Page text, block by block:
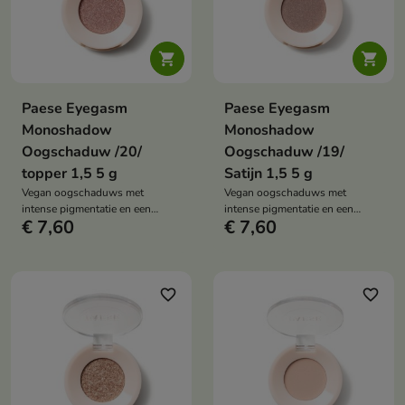

Paese Eyegasm
Monoshadow
Oogschaduw /20/
topper 1,5 5 g
Vegan oogschaduws met
intense pigmentatie en een
langdurige, niet-afbrokkelende
looks voor overdag als gedurfde
avondlooks te creëren.
€ 7,60

Paese Eyegasm
Monoshadow
Oogschaduw /19/
Satijn 1,5 5 g
Vegan oogschaduws met
intense pigmentatie en een
langdurige, niet-afbrokkelende
looks voor overdag als gedurfde
avondlooks te creëren.
€ 7,60
favorite_border favorite_border